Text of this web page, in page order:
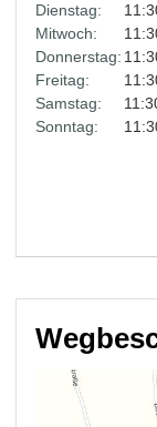
Dienstag:
Mitwoch:
Donnerstag:
Freitag:
Samstag:
Sonntag: